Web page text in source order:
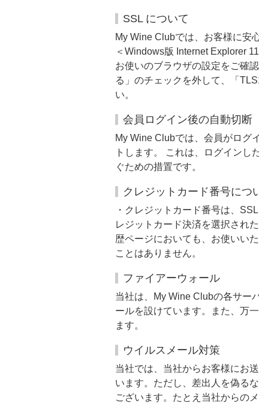
SSL について
My Wine Clubでは、お客様に安
＜Windows版 Internet Explorer
お使いのブラウザの設定をご確
る」のチェックを外して、「
い。
会員ログイン後の自動切断
My Wine Clubでは、会員がログ
トします。 これは、ログイン
ぐための措置です。
クレジットカード番号につ
・クレジットカード番号は、
レジットカード決済を選択され
歴ページにおいても、お使いい
ことはありません。
ファイアーウォール
当社は、My Wine Clubの各サー
ールを設けています。また、万
ます。
ウイルスメール対策
当社では、当社からお客様にお
います。ただし、差出人を偽る
ございます。たとえ当社からの